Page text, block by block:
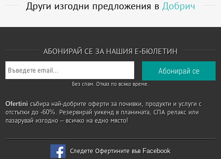
Други изгодни предложения в Добрич
АБОНИРАЙ СЕ ЗА НАШИЯ Е-БЮЛЕТИН
Без спам. Отказ по всяко време.
Ofertini събира най-добрите оферти за почивки, продукти и услуги с
отстъпки до -60%. Резервирай уикенд в планината, СПА релакс или
пазарувай изгодно – всичко на едно място!
Следете Офертините във Facebook